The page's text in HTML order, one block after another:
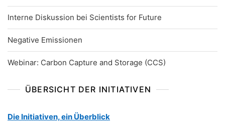
Interne Diskussion bei Scientists for Future
Negative Emissionen
Webinar: Carbon Capture and Storage (CCS)
ÜBERSICHT DER INITIATIVEN
Die Initiativen, ein Überblick